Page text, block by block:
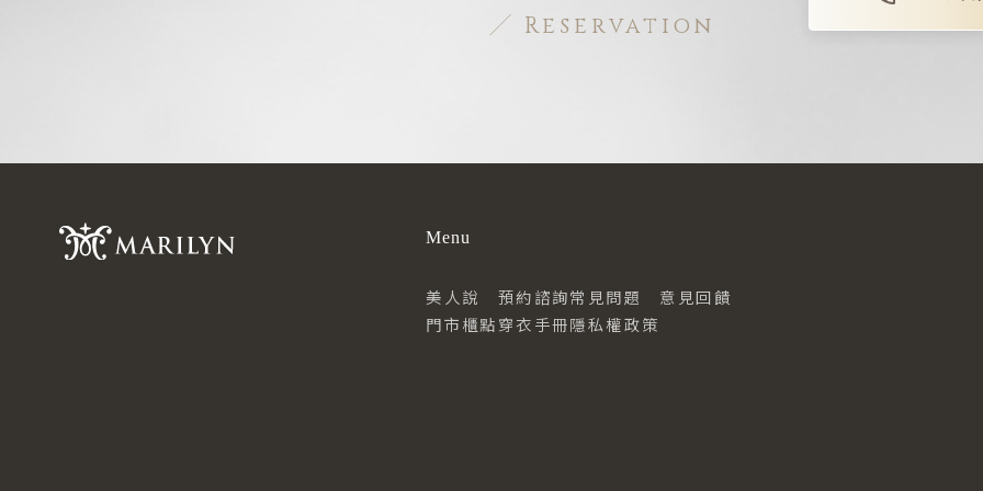
Reservation
Menu
美人說
門市櫃點
預約諮詢
穿衣手冊
常見問題
隱私權政策
意見回饋